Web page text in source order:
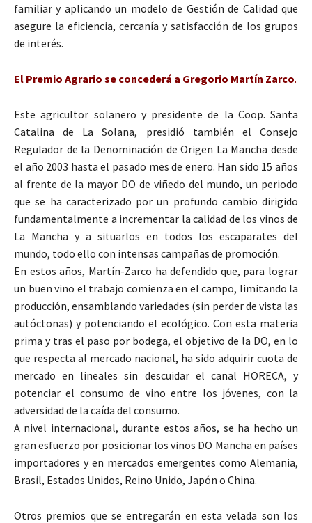
familiar y aplicando un modelo de Gestión de Calidad que
asegure la eficiencia, cercanía y satisfacción de los grupos
de interés.
El Premio Agrario se concederá a Gregorio Martín Zarco.
Este agricultor solanero y presidente de la Coop. Santa
Catalina de La Solana, presidió también el Consejo
Regulador de la Denominación de Origen La Mancha desde
el año 2003 hasta el pasado mes de enero. Han sido 15 años
al frente de la mayor DO de viñedo del mundo, un periodo
que se ha caracterizado por un profundo cambio dirigido
fundamentalmente a incrementar la calidad de los vinos de
La Mancha y a situarlos en todos los escaparates del
mundo, todo ello con intensas campañas de promoción.
En estos años, Martín-Zarco ha defendido que, para lograr
un buen vino el trabajo comienza en el campo, limitando la
producción, ensamblando variedades (sin perder de vista las
autóctonas) y potenciando el ecológico. Con esta materia
prima y tras el paso por bodega, el objetivo de la DO, en lo
que respecta al mercado nacional, ha sido adquirir cuota de
mercado en lineales sin descuidar el canal HORECA, y
potenciar el consumo de vino entre los jóvenes, con la
adversidad de la caída del consumo.
A nivel internacional, durante estos años, se ha hecho un
gran esfuerzo por posicionar los vinos DO Mancha en países
importadores y en mercados emergentes como Alemania,
Brasil, Estados Unidos, Reino Unido, Japón o China.
Otros premios que se entregarán en esta velada son los